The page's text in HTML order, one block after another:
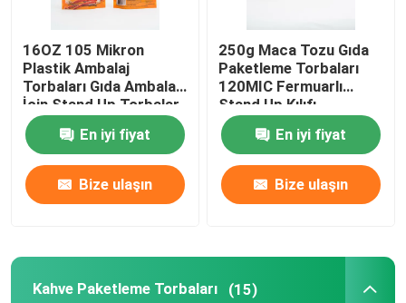
Düz Tabanlı Çantalar
Özel Şekilli Çantalar
Meyve ve sebze Paketleme
16OZ 105 Mikron
Plastik Ambalaj
Torbaları Gıda Ambalajı
İçin Stand Up Torbalar
En iyi fiyat
Bize ulaşın
250g Maca Tozu Gıda
Paketleme Torbaları
120MIC Fermuarlı
Stand Up Kılıfı
En iyi fiyat
Bize ulaşın
Kahve Paketleme Torbaları (15)